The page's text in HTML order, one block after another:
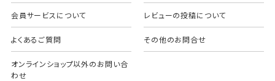
会員サービスについて レビューの投稿について
よくあるご質問 その他のお問合せ
オンラインショップ以外のお問い合
わせ